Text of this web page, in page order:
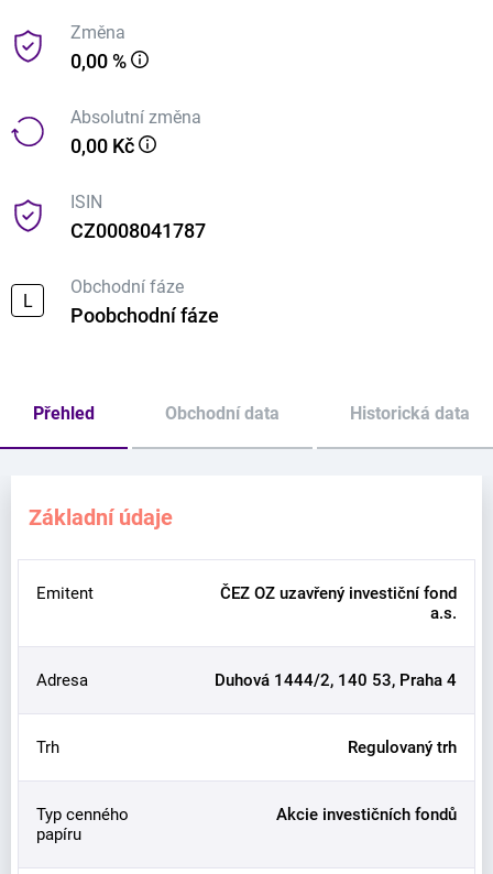
Změna
0,00 %
Absolutní změna
0,00 Kč
ISIN
CZ0008041787
L
Obchodní fáze
Poobchodní fáze
Přehled Obchodní data Historická data
Základní údaje
Emitent
ČEZ OZ uzavřený investiční fond
a.s.
Adresa Duhová 1444/2, 140 53, Praha 4
Trh Regulovaný trh
Typ cenného
papíru
Akcie investičních fondů